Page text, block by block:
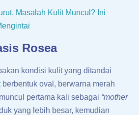
Masalah Kulit Muncul? Ini
Rosea
kondisi kulit yang ditandai
berbentuk oval, berwarna merah
pertama kali sebagai “mother
yang lebih besar, kemudian